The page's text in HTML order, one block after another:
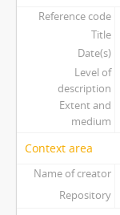
Reference code
Title
Date(s)
Level of
description
Extent and
medium
Context area
Name of creator
Repository